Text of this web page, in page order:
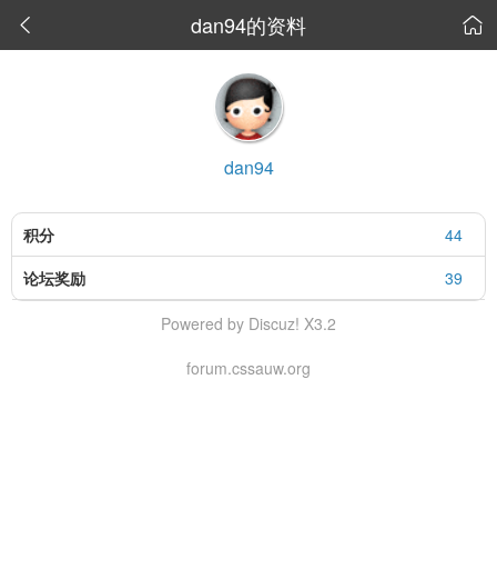
 dan94的资料 
dan94
44
积分
39
论坛奖励
Powered by Discuz! X3.2
forum.cssauw.org